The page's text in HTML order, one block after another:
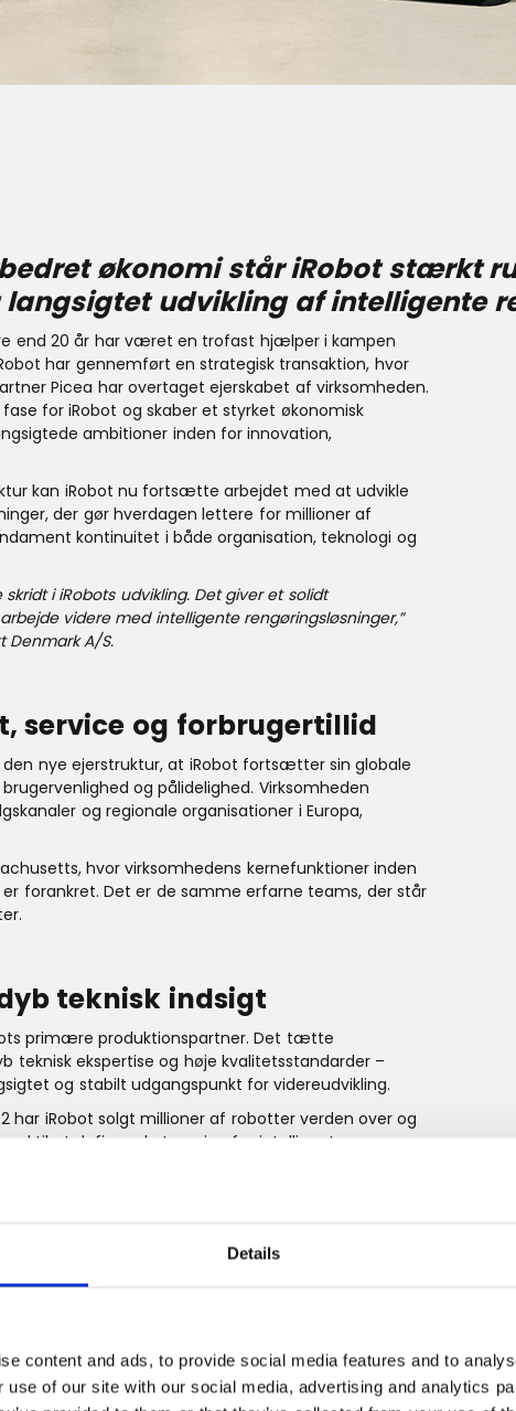
Details
content and ads, to provide social media features and to
use of our site with our social media, advertising and analytics
økonomi står iRobot stærkt
udvikling af intelligente
end 20 år har været en trofast hjælper i kampen
har gennemført en strategisk transaktion, hvor
Picea har overtaget ejerskabet af virksomheden.
for iRobot og skaber et styrket økonomisk
ambitioner inden for innovation,
kan iRobot nu fortsætte arbejdet med at udvikle
der gør hverdagen lettere for millioner af
kontinuitet i både organisation, teknologi og
i iRobots udvikling. Det giver et solidt
videre med intelligente rengøringsløsninger,”
Denmark A/S.
service og forbrugertillid
nye ejerstruktur, at iRobot fortsætter sin globale
og pålidelighed. Virksomheden
og regionale organisationer i Europa,
hvor virksomhedens kernefunktioner inden
forankret. Det er de samme erfarne teams, der står
teknisk indsigt
primære produktionspartner. Det tætte
teknisk ekspertise og høje kvalitetsstandarder –
og stabilt udgangspunkt for videreudvikling.
har iRobot solgt millioner af robotter verden over og
til at definere kategorien for intelligent,
central prioritet
en grundlæggende del af iRobots strategi.
datterselskab, iRobot Safe Corporation, der
oplysninger sikre og private. Det
ansvarlig brug af teknologi i hjemmet.